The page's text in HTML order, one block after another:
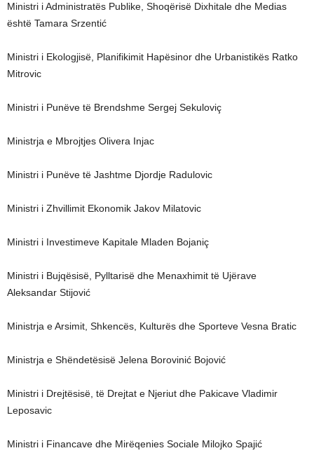
Ministri i Administratës Publike, Shoqërisë Dixhitale dhe Medias
është Tamara Srzentić
Ministri i Ekologjisë, Planifikimit Hapësinor dhe Urbanistikës Ratko
Mitrovic
Ministri i Punëve të Brendshme Sergej Sekuloviç
Ministrja e Mbrojtjes Olivera Injac
Ministri i Punëve të Jashtme Djordje Radulovic
Ministri i Zhvillimit Ekonomik Jakov Milatovic
Ministri i Investimeve Kapitale Mladen Bojaniç
Ministri i Bujqësisë, Pylltarisë dhe Menaxhimit të Ujërave
Aleksandar Stijović
Ministrja e Arsimit, Shkencës, Kulturës dhe Sporteve Vesna Bratic
Ministrja e Shëndetësisë Jelena Borovinić Bojović
Ministri i Drejtësisë, të Drejtat e Njeriut dhe Pakicave Vladimir
Leposavic
Ministri i Financave dhe Mirëqenies Sociale Milojko Spajić